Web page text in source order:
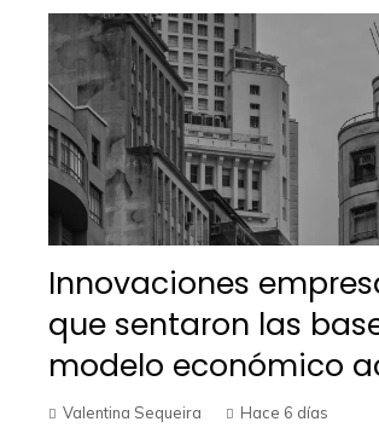
Innovaciones
que sentaron las
modelo económico
Valentina Sequeira Hace 6 días